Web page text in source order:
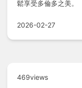
鬆享受多倫多之美。
2026-02-27
469views